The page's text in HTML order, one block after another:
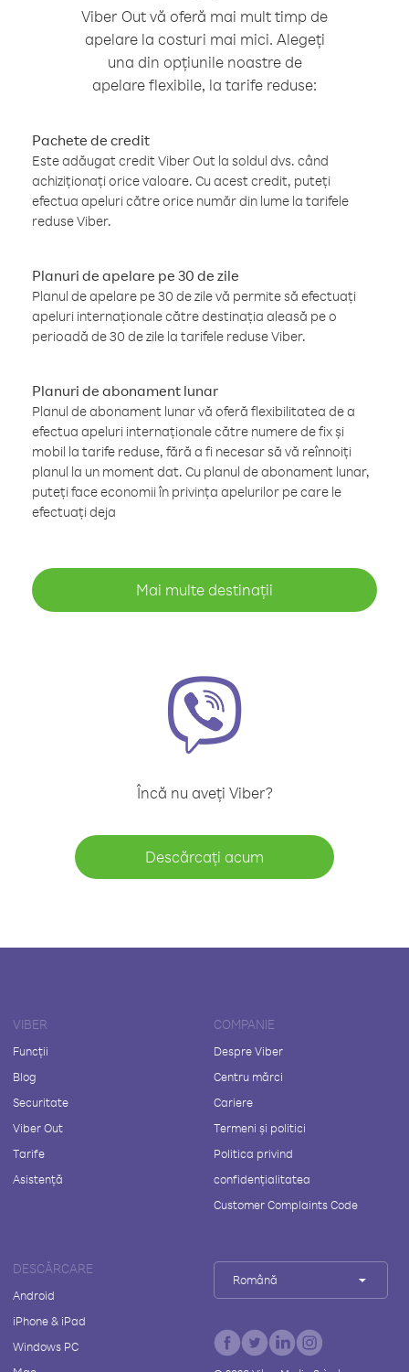
Viber Out vă oferă mai mult timp de
apelare la costuri mai mici. Alegeți
una din opțiunile noastre de
apelare flexibile, la tarife reduse:
Pachete de credit
Este adăugat credit Viber Out la soldul dvs. când
achiziționați orice valoare. Cu acest credit, puteți
efectua apeluri către orice număr din lume la tarifele
reduse Viber.
Planuri de apelare pe 30 de zile
Planul de apelare pe 30 de zile vă permite să efectuați
apeluri internaționale către destinația aleasă pe o
perioadă de 30 de zile la tarifele reduse Viber.
Planuri de abonament lunar
Planul de abonament lunar vă oferă flexibilitatea de a
efectua apeluri internaționale către numere de fix și
mobil la tarife reduse, fără a fi necesar să vă reînnoiți
planul la un moment dat. Cu planul de abonament lunar,
puteți face economii în privința apelurilor pe care le
efectuați deja
Mai multe destinații
Încă nu aveți Viber?
Descărcați acum
VIBER
Funcții
Blog
Securitate
Viber Out
Tarife
Asistență
COMPANIE
Despre Viber
Centru mărci
Cariere
Termeni și politici
Politica privind
confidențialitatea
Customer Complaints Code
DESCĂRCARE
Android
iPhone & iPad
Windows PC
Română